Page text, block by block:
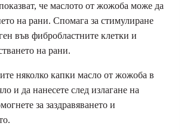
че маслото от жожоба може да
на рани. Спомага за стимулиране
във фибробластните клетки и
на рани.
няколко капки масло от жожоба в
и да нанесете след излагане на
за заздравяването и